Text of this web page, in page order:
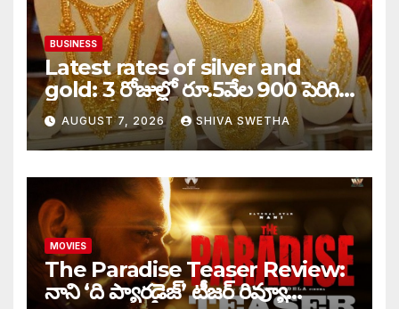
BUSINESS
Latest rates of silver and
gold: 3 రోజుల్లో రూ.5వేల 900 పెరిగిన
తులం గోల్డ్…
AUGUST 7, 2026 SHIVA SWETHA
MOVIES
The Paradise Teaser Review:
నాని ‘ది ప్యారడైజ్’ టీజర్ రివ్యూ…